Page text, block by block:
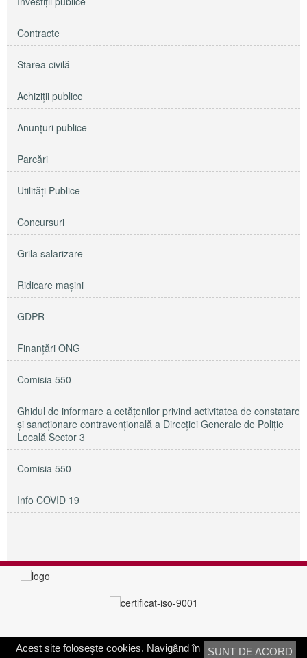
Contracte
Starea civilă
Achiziţii publice
Anunţuri publice
Parcări
Utilităţi Publice
Concursuri
Grila salarizare
Ridicare maşini
GDPR
Finanțări ONG
Comisia 550
Ghidul de informare a cetățenilor privind activitatea de constatare
și sancționare contravențională a Direcției Generale de Poliție
Locală Sector 3
Comisia 550
Info COVID 19
PRIMĂRIA SECTORULUI 3 SUNT DE ACORD
Acest site foloseşte cookies. Navigând în